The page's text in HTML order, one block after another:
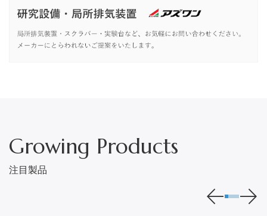
Growing Products
注目製品